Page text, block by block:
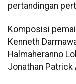
pertandingan
Komposisi
Kenneth
Halmaheranno
Jonathan Patrick